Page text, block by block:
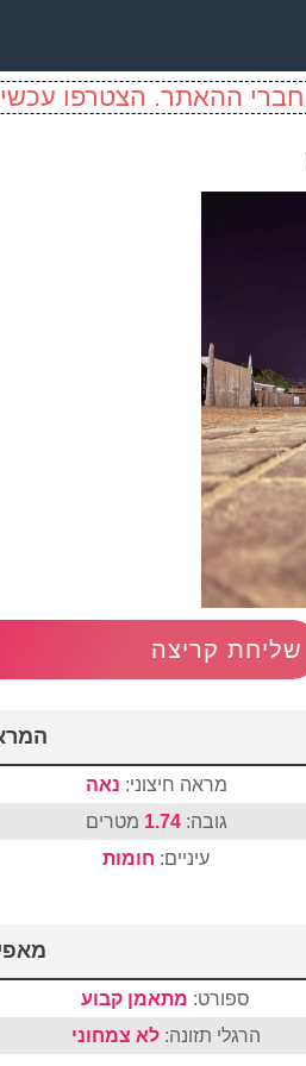
ההאתר. הצטרפו
שליחת קריצה
מראה חיצוני: נאה
גובה:1.74 מטרים
עיניים: חומות
ספורט: מתאמן קבוע
הרגלי תזונה:לא צמחוני